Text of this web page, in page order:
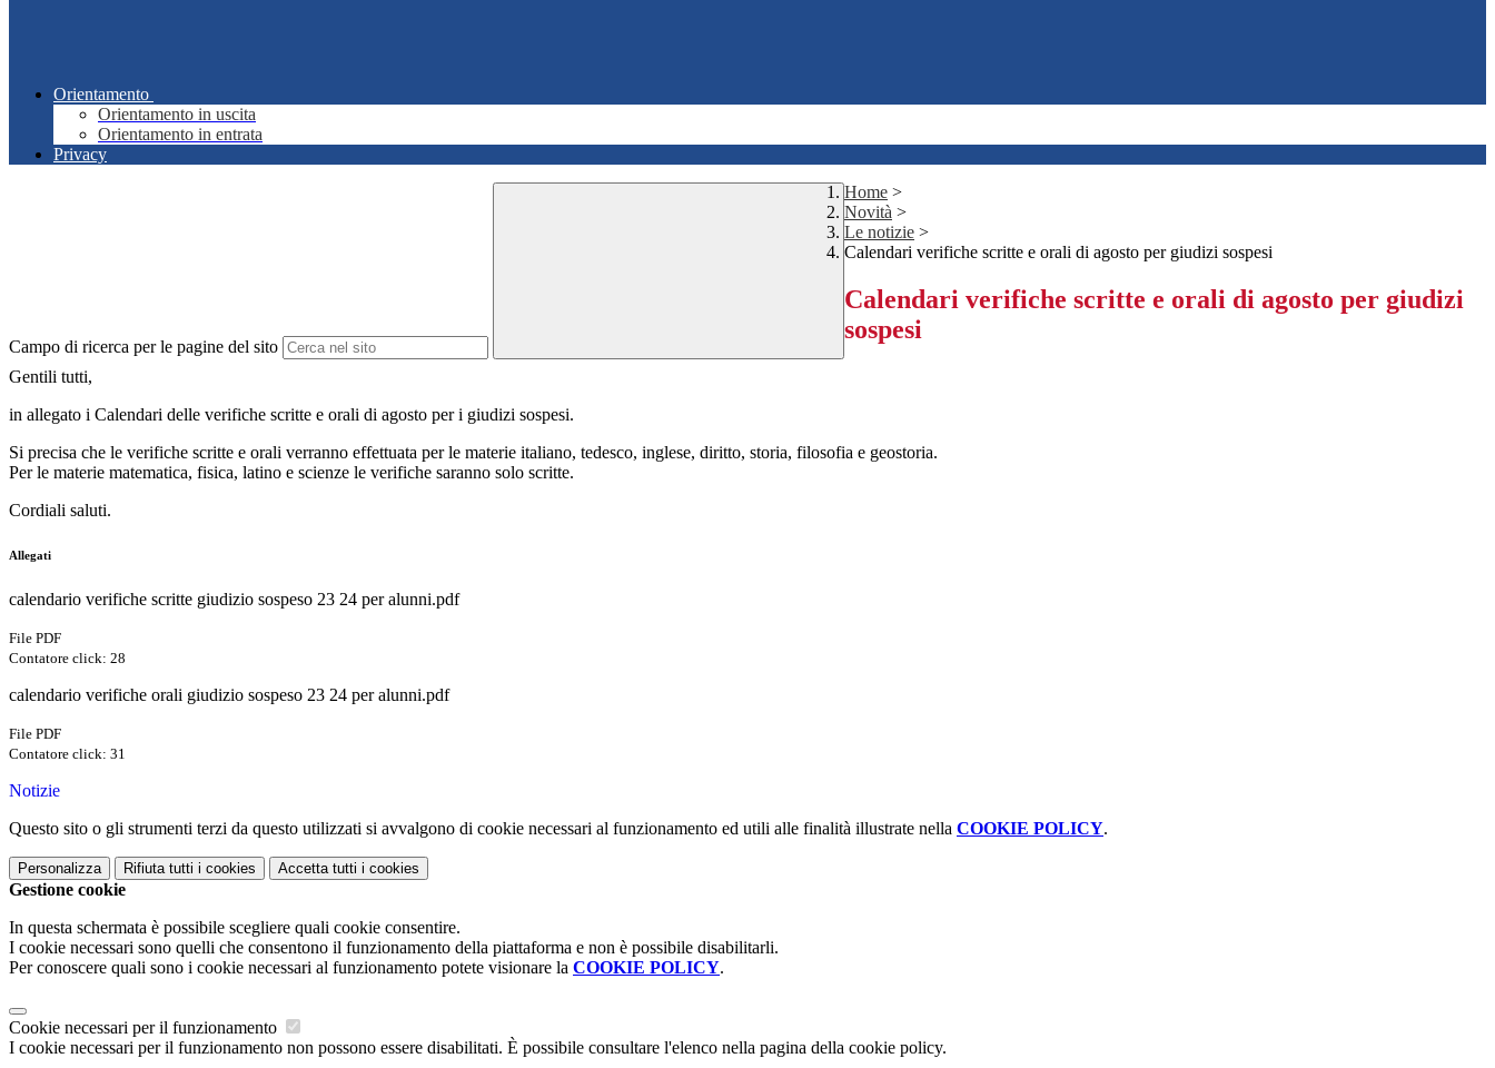
Orientamento
Orientamento in uscita
Orientamento in entrata
Privacy
Campo di ricerca per le pagine del sito
Home >
Novità >
Le notizie >
Calendari verifiche scritte e orali di agosto per giudizi sospesi
Calendari verifiche scritte e orali di agosto per giudizi
sospesi
Gentili tutti,
in allegato i Calendari delle verifiche scritte e orali di agosto per i giudizi sospesi.
Si precisa che le verifiche scritte e orali verranno effettuata per le materie italiano, tedesco, inglese, diritto, storia, filosofia e geostoria.
Per le materie matematica, fisica, latino e scienze le verifiche saranno solo scritte.
Cordiali saluti.
Allegati
calendario verifiche scritte giudizio sospeso 23 24 per alunni.pdf
File PDF
Contatore click: 28
calendario verifiche orali giudizio sospeso 23 24 per alunni.pdf
File PDF
Contatore click: 31
Notizie
Questo sito o gli strumenti terzi da questo utilizzati si avvalgono di cookie necessari al funzionamento ed utili alle finalità illustrate nella COOKIE POLICY.
Personalizza Rifiuta tutti i cookies Accetta tutti i cookies
Gestione cookie
In questa schermata è possibile scegliere quali cookie consentire.
I cookie necessari sono quelli che consentono il funzionamento della piattaforma e non è possibile disabilitarli.
Per conoscere quali sono i cookie necessari al funzionamento potete visionare la COOKIE POLICY.
Cookie necessari per il funzionamento
I cookie necessari per il funzionamento non possono essere disabilitati. È possibile consultare l'elenco nella pagina della cookie policy.